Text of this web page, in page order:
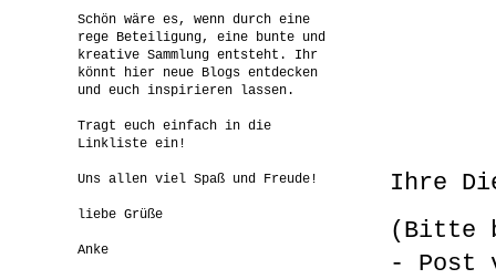
Ihre
(Bitte
- Post
Schön wäre es, wenn durch eine
rege Beteiligung, eine bunte und
kreative Sammlung entsteht. Ihr
könnt hier neue Blogs entdecken
und euch inspirieren lassen.
Tragt euch einfach in die
Linkliste ein!
Uns allen viel Spaß und Freude!
liebe Grüße
Anke